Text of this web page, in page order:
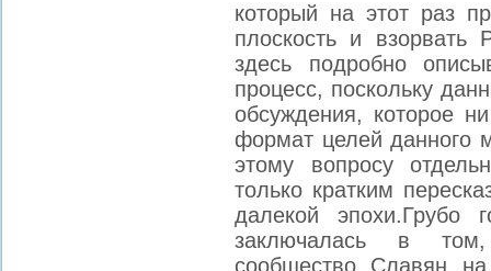
который на этот раз
плоскость и взорвать
здесь подробно
процесс, поскольку
обсуждения, которое
формат целей данного
этому вопросу
только кратким
далекой эпохи.Грубо
заключалась в том,
сообщество Славян